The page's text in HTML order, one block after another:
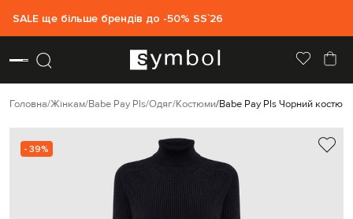
SALE ще більше брендів до -50% SS`26
Головна Жінкам Babe Pay Pls Одяг Костюми Babe Pay Pls Чорний костюм
- 39%